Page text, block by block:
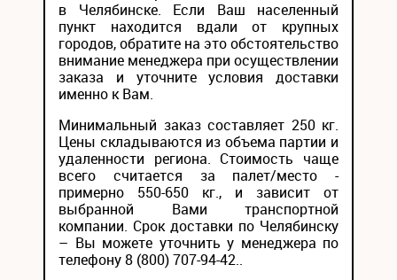
в Челябинске. Если Ваш населенный
пункт находится вдали от крупных
городов, обратите на это обстоятельство
внимание менеджера при осуществлении
заказа и уточните условия доставки
именно к Вам.
Минимальный заказ составляет 250 кг.
Цены складываются из объема партии и
удаленности региона. Стоимость чаще
всего считается за палет/место -
примерно 550-650 кг., и зависит от
выбранной Вами транспортной
компании. Срок доставки по Челябинску
– Вы можете уточнить у менеджера по
телефону 8 (800) 707-94-42..